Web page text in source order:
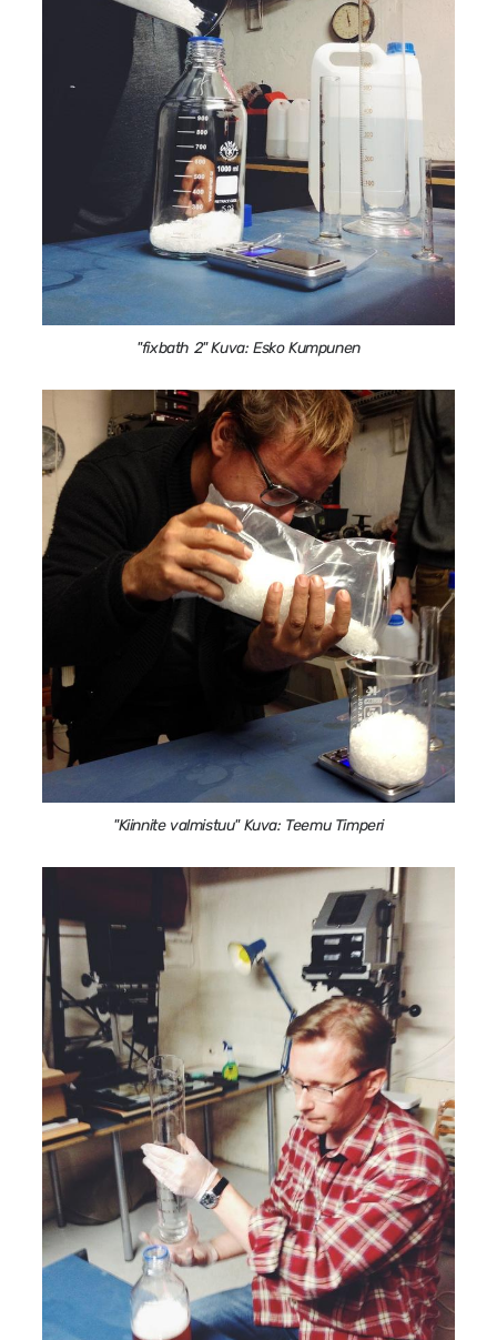
"fixbath 2" Kuva: Esko Kumpunen
"Kiinnite valmistuu" Kuva: Teemu Timperi